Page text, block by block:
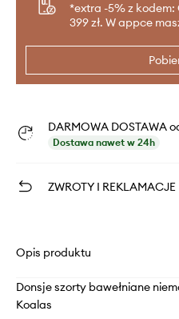
*extra -5% z kodem:
399 zł. W appce
DARMOWA DOSTAWA
Dostawa nawet w 24h
ZWROTY I REKLAMACJE
Opis produktu
Donsje szorty bawełniane
Koalas